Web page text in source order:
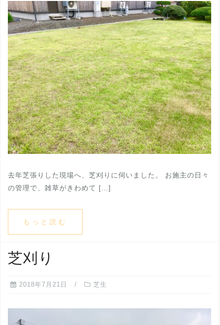
去年芝張りした現場へ、芝刈りに伺いました。 お施主の日々
の管理で、雑草がきわめて […]
もっと読む
芝刈り
2018年7月21日 芝生